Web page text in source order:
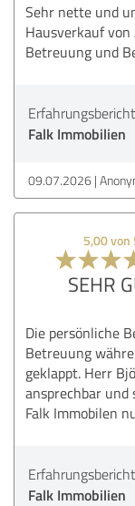
Sehr nette und
Hausverkauf
Betreuung und
Falk Immobilien
09.07.2026
5,00 von
SEHR
Die persönliche
Betreuung
geklappt. Herr
ansprechbar und
Falk Immobilen
Falk Immobilien